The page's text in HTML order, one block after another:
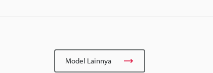
Model Lainnya